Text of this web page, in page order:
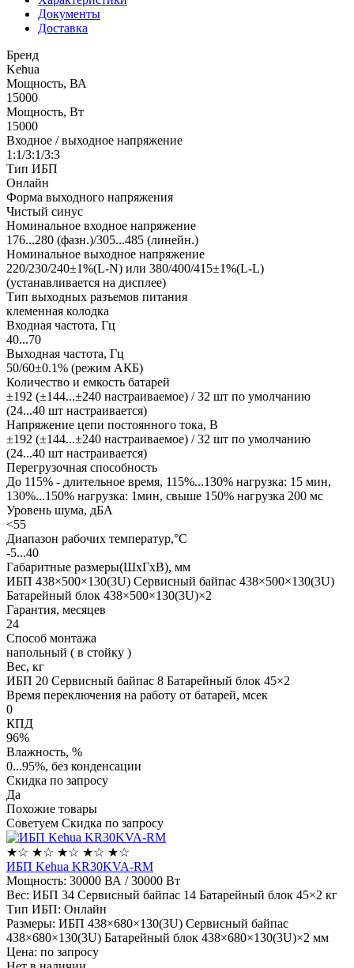
Документы
Доставка
Бренд
Kehua
Мощность, ВА
15000
Мощность, Вт
15000
Входное / выходное напряжение
1:1/3:1/3:3
Тип ИБП
Онлайн
Форма выходного напряжения
Чистый синус
Номинальное входное напряжение
176...280 (фазн.)/305...485 (линейн.)
Номинальное выходное напряжение
220/230/240±1%(L-N) или 380/400/415±1%(L-L)
(устанавливается на дисплее)
Тип выходных разъемов питания
клеменная колодка
Входная частота, Гц
40...70
Выходная частота, Гц
50/60±0.1% (режим АКБ)
Количество и емкость батарей
±192 (±144...±240 настраиваемое) / 32 шт по умолчанию
(24...40 шт настраивается)
Напряжение цепи постоянного тока, В
±192 (±144...±240 настраиваемое) / 32 шт по умолчанию
(24...40 шт настраивается)
Перегрузочная способность
До 115% - длительное время, 115%...130% нагрузка: 15 мин,
130%...150% нагрузка: 1мин, свыше 150% нагрузка 200 мс
Уровень шума, дБА
<55
Диапазон рабочих температур,°С
-5...40
Габаритные размеры(ШxГxВ), мм
ИБП 438×500×130(3U) Сервисный байпас 438×500×130(3U)
Батарейный блок 438×500×130(3U)×2
Гарантия, месяцев
24
Способ монтажа
напольный ( в стойку )
Вес, кг
ИБП 20 Сервисный байпас 8 Батарейный блок 45×2
Время переключения на работу от батарей, мсек
0
КПД
96%
Влажность, %
0...95%, без конденсации
Скидка по запросу
Да
Похожие товары
Советуем Скидка по запросу
★☆ ★☆ ★☆ ★☆ ★☆
ИБП Kehua KR30KVA-RM
Мощность: 30000 ВА / 30000 Вт
Вес: ИБП 34 Сервисный байпас 14 Батарейный блок 45×2 кг
Тип ИБП: Онлайн
Размеры: ИБП 438×680×130(3U) Сервисный байпас
438×680×130(3U) Батарейный блок 438×680×130(3U)×2 мм
Цена: по запросу